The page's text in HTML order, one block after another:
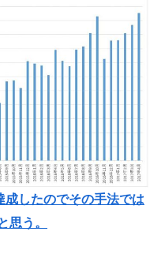
したのでその手法では
思う。